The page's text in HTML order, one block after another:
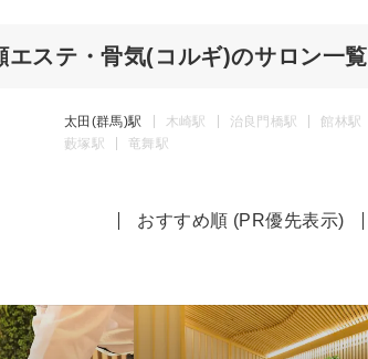
エステ・骨気(コルギ)のサロン一覧
太田(群馬)駅 木崎駅 治良門橋駅 館林駅
藪塚駅
竜舞駅
おすすめ順 (PR優先表示)